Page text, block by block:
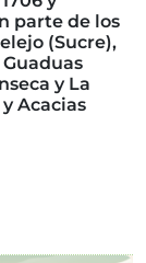
parte de los
(Sucre),
y La
Acacias